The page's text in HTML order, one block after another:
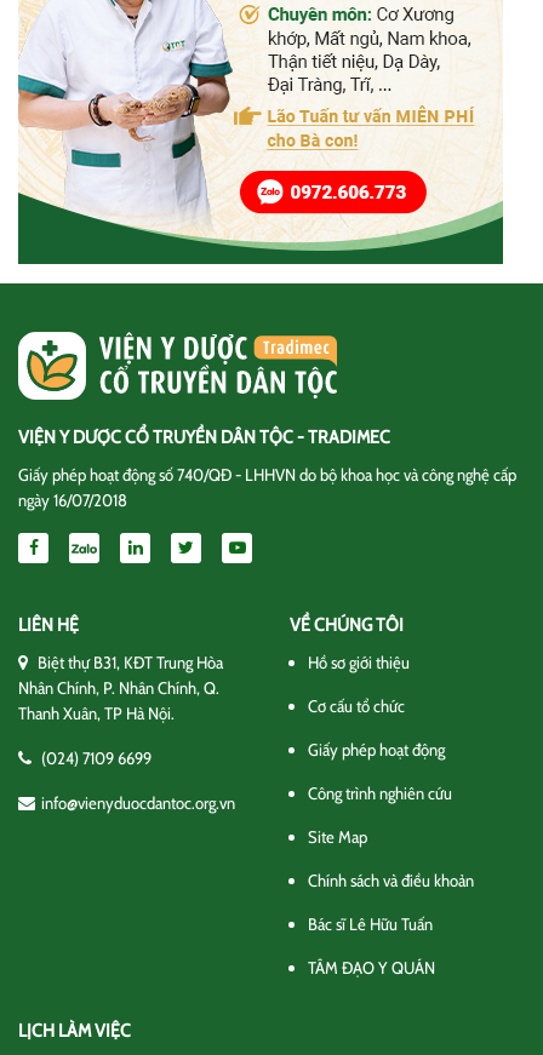
VIỆN Y DƯỢC CỔ TRUYỀN DÂN TỘC - TRADIMEC
Giấy phép hoạt động số 740/QĐ - LHHVN do bộ khoa học và công nghệ cấp
ngày 16/07/2018
LIÊN HỆ
Biệt thự B31, KĐT Trung Hòa
Nhân Chính, P. Nhân Chính, Q.
Thanh Xuân, TP Hà Nội.
(024) 7109 6699
info@vienyduocdantoc.org.vn
VỀ CHÚNG TÔI
Hồ sơ giới thiệu
Cơ cấu tổ chức
Giấy phép hoạt động
Công trình nghiên cứu
Site Map
Chính sách và điều khoản
Bác sĩ Lê Hữu Tuấn
TÂM ĐẠO Y QUÁN
LỊCH LÀM VIỆC